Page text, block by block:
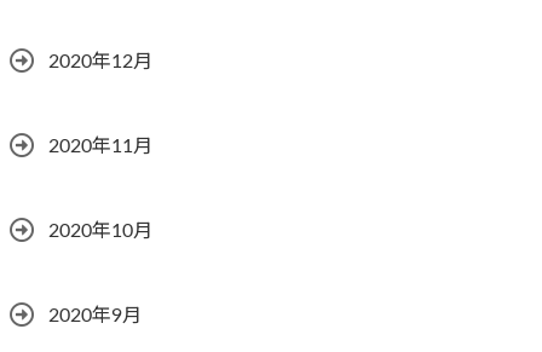
2020年12月
2020年11月
2020年10月
2020年9月